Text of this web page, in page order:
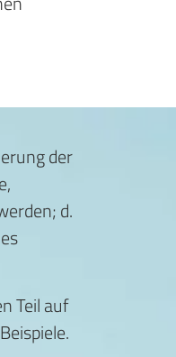
der
d.
Teil auf